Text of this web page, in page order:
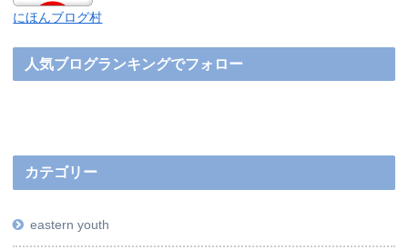
にほんブログ村
人気ブログランキングでフォロー
カテゴリー
eastern youth